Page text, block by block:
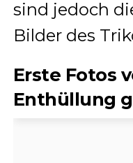
sind jedoch
Bilder des
Erste Fotos
Enthüllung